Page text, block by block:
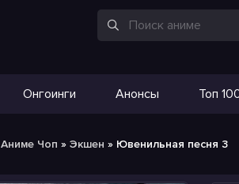
Онгоинги Анонсы Топ
Аниме Чоп » Экшен » Ювенильная песня 3